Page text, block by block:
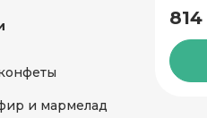
и мармелад
Добавить новый адрес